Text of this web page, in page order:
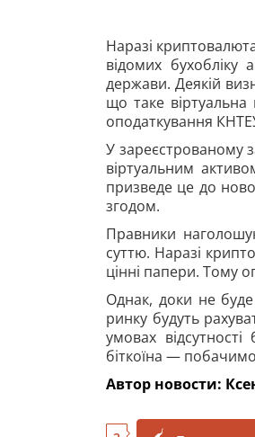
Наразі
відомих бухобліку
держави. Деякій
що таке
оподаткування
У зареєстрованому
віртуальним
призведе це до
згодом.
Правники
суттю. Наразі
цінні папери. Тому
Однак, доки не буде
ринку будуть
умовах
біткоїна —
Автор новости: